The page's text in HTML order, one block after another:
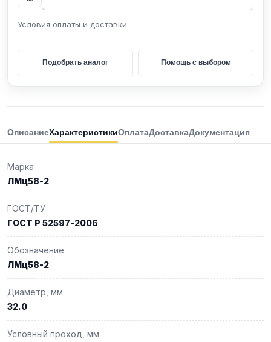
Условия оплаты и доставки
Подобрать аналог Помощь с выбором
ОписаниеХарактеристикиОплатаДоставкаДокументация
Марка
ЛМц58-2
ГОСТ/ТУ
ГОСТ Р 52597-2006
Обозначение
ЛМц58-2
Диаметр, мм
32.0
Условный проход, мм